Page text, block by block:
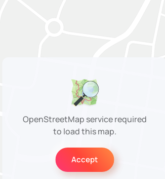
OpenStreetMap service required
to load this map.
Accept